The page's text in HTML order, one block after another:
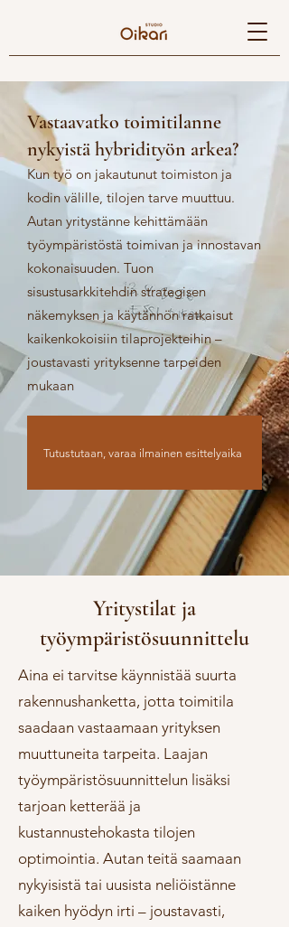
Vastaavatko toimitilanne
nykyistä hybridityön arkea?
Kun työ on jakautunut toimiston ja
kodin välille, tilojen tarve muuttuu.
Autan yritystänne kehittämään
työympäristöstä toimivan ja innostavan
kokonaisuuden. Tuon
sisustusarkkitehdin strategisen
näkemyksen ja käytännön ratkaisut
kaikenkokoisiin tilaprojekteihin –
joustavasti yrityksenne tarpeiden
mukaan
Tutustutaan, varaa ilmainen esittelyaika
Yritystilat ja
työympäristösuunnittelu
Aina ei tarvitse käynnistää suurta
rakennushanketta, jotta toimitila
saadaan vastaamaan yrityksen
muuttuneita tarpeita. Laajan
työympäristösuunnittelun lisäksi
tarjoan ketterää ja
kustannustehokasta tilojen
optimointia. Autan teitä saamaan
nykyisistä tai uusista neliöistänne
kaiken hyödyn irti – joustavasti,